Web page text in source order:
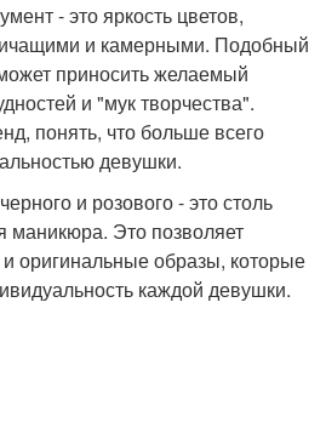
- это яркость цветов,
и камерными. Подобный
приносить желаемый
и "мук творчества".
понять, что больше всего
девушки.
и розового - это столь
Это позволяет
оригинальные образы, которые
каждой девушки.